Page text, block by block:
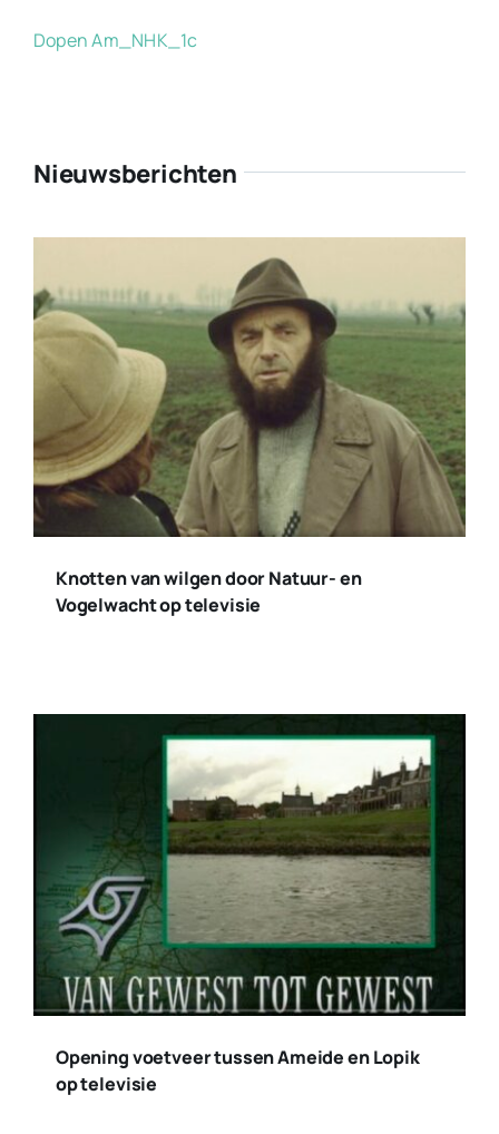
Dopen Am_NHK_1c
Nieuwsberichten
Knotten van wilgen door Natuur- en
Vogelwacht op televisie
Opening voetveer tussen Ameide en Lopik
op televisie